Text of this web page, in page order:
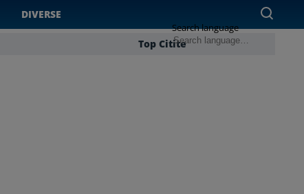
DIVERSE
Top Citite
Search language